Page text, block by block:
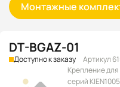
Монтажные
DT-BGAZ-01
Доступно к заказу
Артикул
Крепление
серий